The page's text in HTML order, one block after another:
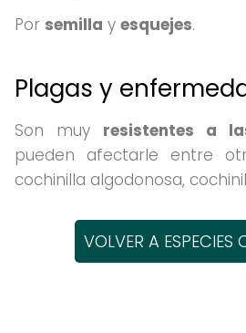
Por semilla y esquejes.
Plagas y
Son muy resistentes a
pueden afectarle entre
cochinilla algodonosa,
VOLVER A ESPECIES